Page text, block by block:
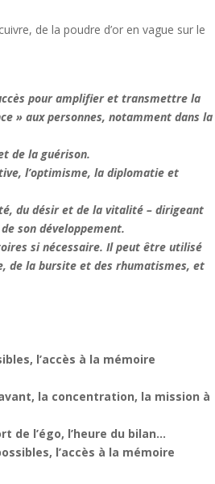
de la poudre d’or en vague sur le
pour amplifier et transmettre la
» aux personnes, notamment dans la
de la guérison.
l’optimisme, la diplomatie et
du désir et de la vitalité – dirigeant
son développement.
si nécessaire. Il peut être utilisé
de la bursite et des rhumatismes, et
l’accès à la mémoire
la concentration, la mission à
de l’égo, l’heure du bilan…
l’accès à la mémoire